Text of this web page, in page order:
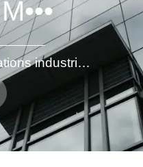
Directeur des opérations industrielles